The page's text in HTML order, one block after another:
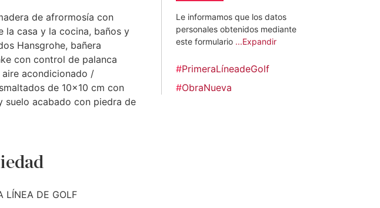
de afrormosía con
la casa y la cocina, baños y
Hansgrohe, bañera
con control de palanca
acondicionado /
de 10×10 cm con
suelo acabado con piedra de
LÍNEA DE GOLF
Le informamos que los datos
personales obtenidos mediante
este formulario ...Expandir
#PrimeraLíneadeGolf
#ObraNueva